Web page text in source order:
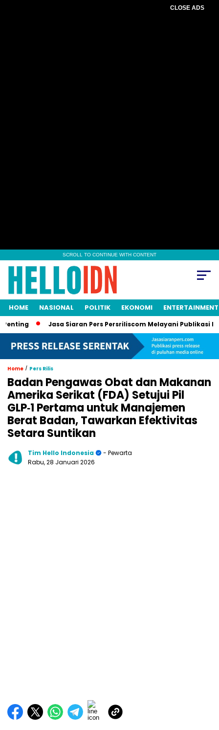
CLOSE ADS
SCROLL TO CONTINUE WITH CONTENT
HOME NASIONAL POLITIK EKONOMI ENTERTAINMENT
Jasa Siaran Pers Persriliscom Melayani Publikasi ke Lebih
Home / Pers Rilis
Badan Pengawas Obat dan Makanan
Amerika Serikat (FDA) Setujui Pil
GLP‑1 Pertama untuk Manajemen
Berat Badan, Tawarkan Efektivitas
Setara Suntikan
Tim Hello Indonesia
- Pewarta
Rabu, 28 Januari 2026